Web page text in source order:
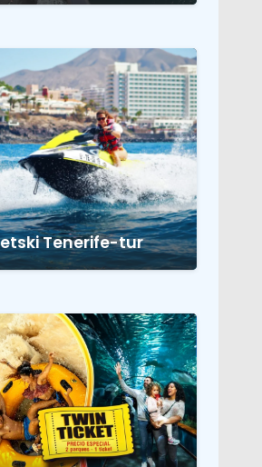
Tenerife-tur